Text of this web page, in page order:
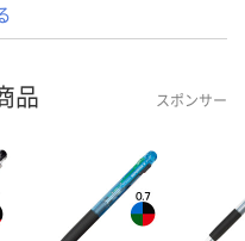
品 スポンサー